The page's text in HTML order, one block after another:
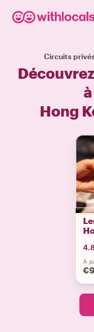
Circuits
à
Hong
À